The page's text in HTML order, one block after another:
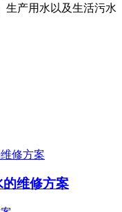
生产用水以及生活污水
维修方案